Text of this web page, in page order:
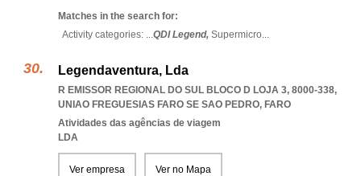
Matches in the search for:
Activity categories: ...QDI Legend, Supermicro...
Legendaventura, Lda
R EMISSOR REGIONAL DO SUL BLOCO D LOJA 3, 8000-338,
UNIAO FREGUESIAS FARO SE SAO PEDRO, FARO
Atividades das agências de viagem
LDA
Ver empresa Ver no Mapa